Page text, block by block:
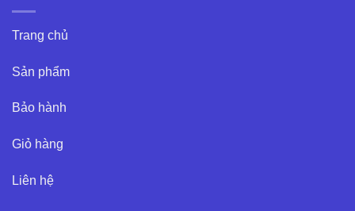
Trang chủ
Sản phẩm
Bảo hành
Giỏ hàng
Liên hệ